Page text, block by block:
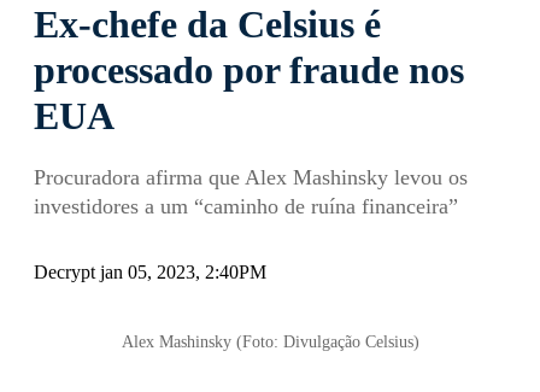
Ex-chefe da Celsius é
processado por fraude nos
EUA
Procuradora afirma que Alex Mashinsky levou os
investidores a um “caminho de ruína financeira”
Decrypt jan 05, 2023, 2:40PM
Alex Mashinsky (Foto: Divulgação Celsius)